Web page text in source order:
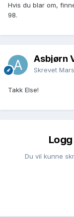
Hvis du blar om,
98.
Aѕbjørn
Skrevet
Takk Else!
Du vil kunne